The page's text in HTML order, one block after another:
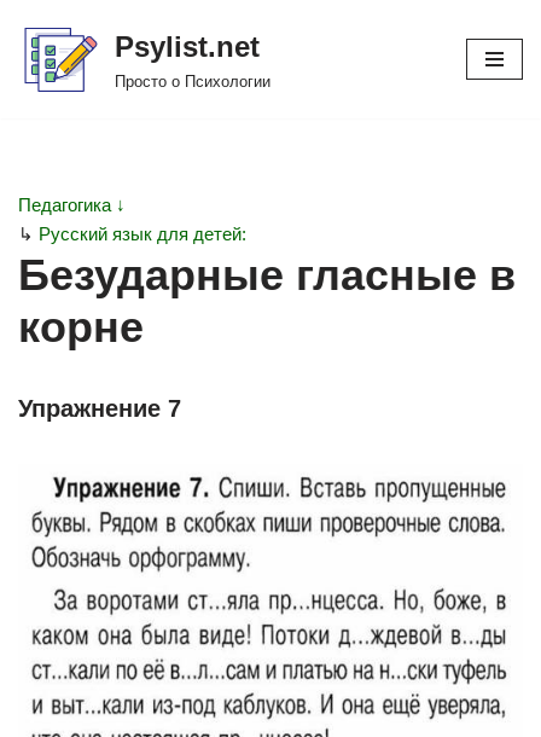
Перейти
Psylist.net
Просто о Психологии
Педагогика ↓
↳ Русский язык для детей:
Безударные гласные в
корне
Упражнение 7